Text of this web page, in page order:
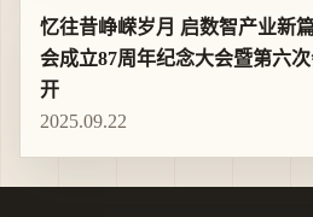
忆往昔峥嵘岁月 启数智产业
会成立87周年纪念大会暨第六
开
2025.09.22